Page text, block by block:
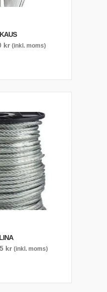
krPrisintervall:
(inkl. moms)
krPrisintervall:
(inkl. moms)